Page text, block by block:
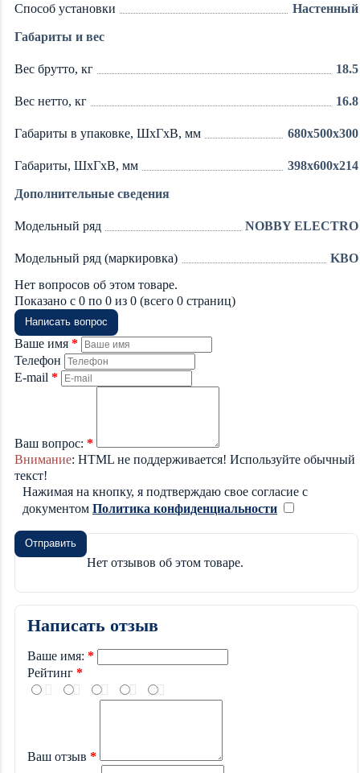
Способ установки Настенный
Габариты и вес
Вес брутто, кг 18.5
Вес нетто, кг 16.8
Габариты в упаковке, ШхГхВ, мм 680x500x300
Габариты, ШхГхВ, мм 398х600х214
Дополнительные сведения
Модельный ряд NOBBY ELECTRO
Модельный ряд (маркировка)
KBO
Нет вопросов об этом товаре.
Показано с 0 по 0 из 0 (всего 0 страниц)
Написать вопрос
Ваше имя
Телефон
E-mail
Ваш вопрос:
Внимание: HTML не поддерживается! Используйте обычный
текст!
Нажимая на кнопку, я подтверждаю свое согласие с
документом Политика конфиденциальности
Отправить
Нет отзывов об этом товаре.
Написать отзыв
Ваше имя:
Рейтинг
Ваш отзыв